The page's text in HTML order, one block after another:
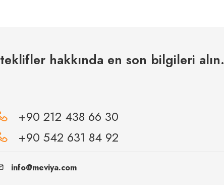
hakkında en son bilgileri alın.
+90 212 438 66 30
+90 542 631 84 92
info@meviya.com